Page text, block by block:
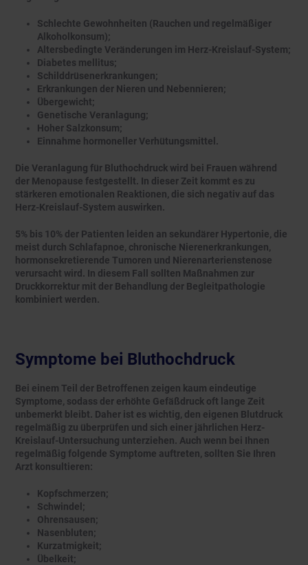
Schlechte Gewohnheiten (Rauchen und regelmäßiger
Alkoholkonsum);
Altersbedingte Veränderungen im Herz-Kreislauf-System;
Diabetes mellitus;
Schilddrüsenerkrankungen;
Erkrankungen der Nieren und Nebennieren;
Übergewicht;
Genetische Veranlagung;
Hoher Salzkonsum;
Einnahme hormoneller Verhütungsmittel.
Die Veranlagung für Bluthochdruck wird bei Frauen während
der Menopause festgestellt. In dieser Zeit kommt es zu
stärkeren emotionalen Reaktionen, die sich negativ auf das
Herz-Kreislauf-System auswirken.
5% bis 10% der Patienten leiden an sekundärer Hypertonie, die
meist durch Schlafapnoe, chronische Nierenerkrankungen,
hormonsekretierende Tumoren und Nierenarterienstenose
verursacht wird. In diesem Fall sollten Maßnahmen zur
Druckkorrektur mit der Behandlung der Begleitpathologie
kombiniert werden.
Symptome bei Bluthochdruck
Bei einem Teil der Betroffenen zeigen kaum eindeutige
Symptome, sodass der erhöhte Gefäßdruck oft lange Zeit
unbemerkt bleibt. Daher ist es wichtig, den eigenen Blutdruck
regelmäßig zu überprüfen und sich einer jährlichen Herz-
Kreislauf-Untersuchung unterziehen. Auch wenn bei Ihnen
regelmäßig folgende Symptome auftreten, sollten Sie Ihren
Arzt konsultieren:
Kopfschmerzen;
Schwindel;
Ohrensausen;
Nasenbluten;
Kurzatmigkeit;
Übelkeit;